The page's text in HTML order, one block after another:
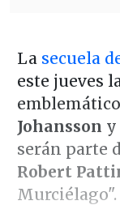
La secuela
este jueves
Johansson y
serán parte
Robert
Murciélago".